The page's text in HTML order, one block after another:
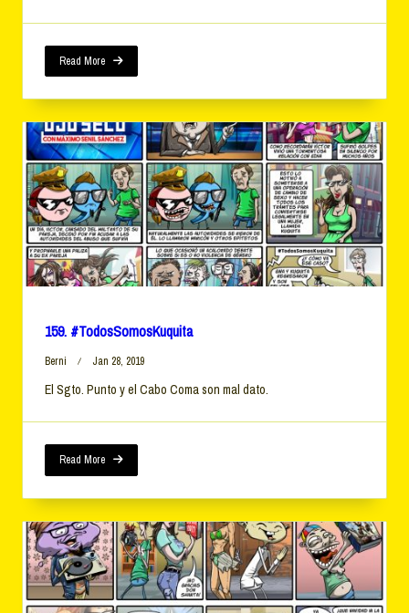
Read More
159. #TodosSomosKuquita
Berni Jan 28, 2019
El Sgto. Punto y el Cabo Coma son mal dato.
Read More